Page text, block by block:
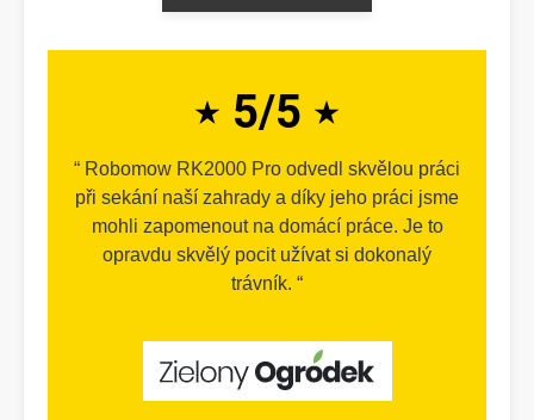
5/5
Robomow RK2000 Pro odvedl skvělou práci
při sekání naší zahrady a díky jeho práci jsme
mohli zapomenout na domácí práce. Je to
opravdu skvělý pocit užívat si dokonalý
trávník.